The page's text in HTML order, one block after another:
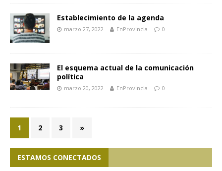
Establecimiento de la agenda
marzo 27, 2022 EnProvincia 0
El esquema actual de la comunicación
política
marzo 20, 2022 EnProvincia 0
1 2 3 »
ESTAMOS CONECTADOS